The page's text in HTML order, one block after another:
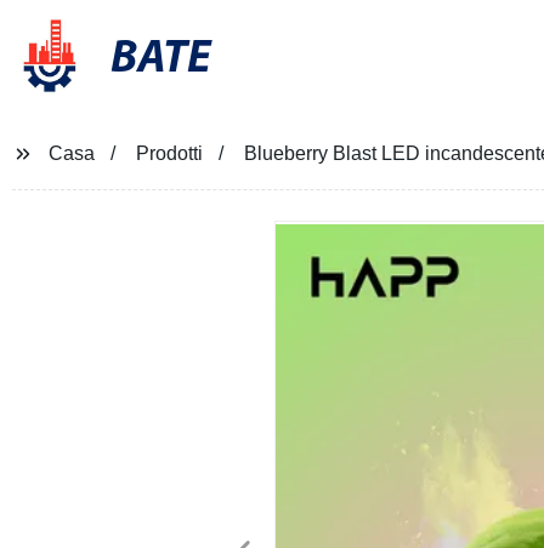
BATE
Casa Prodotti Blueberry Blast LED